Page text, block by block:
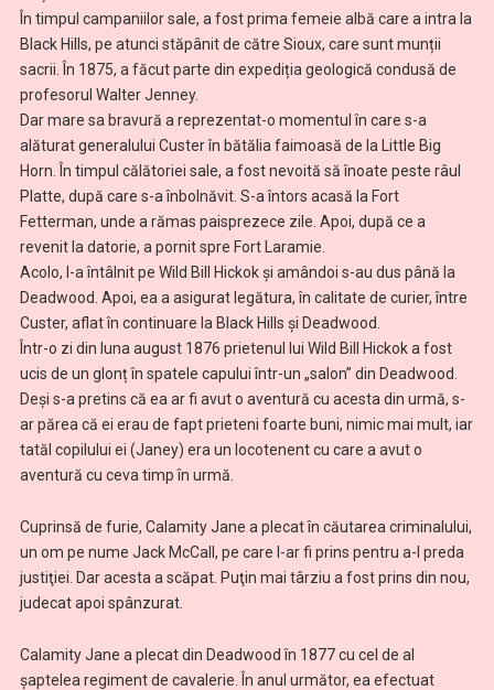
În timpul campaniilor sale, a fost prima femeie albă care a intra la
Black Hills, pe atunci stăpânit de către Sioux, care sunt munții
sacrii. În 1875, a făcut parte din expediția geologică condusă de
profesorul Walter Jenney.
Dar mare sa bravură a reprezentat-o momentul în care s-a
alăturat generalului Custer în bătălia faimoasă de la Little Big
Horn. În timpul călătoriei sale, a fost nevoită să înoate peste râul
Platte, după care s-a înbolnăvit. S-a întors acasă la Fort
Fetterman, unde a rămas paisprezece zile. Apoi, după ce a
revenit la datorie, a pornit spre Fort Laramie.
Acolo, l-a întâlnit pe Wild Bill Hickok şi amândoi s-au dus până la
Deadwood. Apoi, ea a asigurat legătura, în calitate de curier, între
Custer, aflat în continuare la Black Hills și Deadwood.
Într-o zi din luna august 1876 prietenul lui Wild Bill Hickok a fost
ucis de un glonț în spatele capului într-un „salon” din Deadwood.
Deși s-a pretins că ea ar fi avut o aventură cu acesta din urmă, s-
ar părea că ei erau de fapt prieteni foarte buni, nimic mai mult, iar
tatăl copilului ei (Janey) era un locotenent cu care a avut o
aventură cu ceva timp în urmă.
Cuprinsă de furie, Calamity Jane a plecat în căutarea criminalului,
un om pe nume Jack McCall, pe care l-ar fi prins pentru a-l preda
justiţiei. Dar acesta a scăpat. Puţin mai târziu a fost prins din nou,
judecat apoi spânzurat.
Calamity Jane a plecat din Deadwood în 1877 cu cel de al
șaptelea regiment de cavalerie. În anul următor, ea efectuat